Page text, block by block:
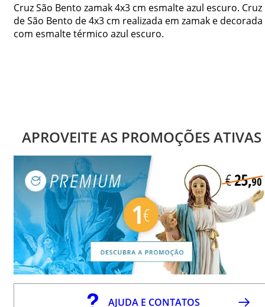
Cruz São Bento zamak 4x3 cm esmalte azul escuro. Cruz
de São Bento de 4x3 cm realizada em zamak e decorada
com esmalte térmico azul escuro.
APROVEITE AS PROMOÇÕES ATIVAS
AJUDA E CONTATOS